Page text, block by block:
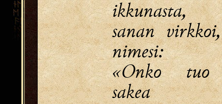
ikkunasta,
sanan
nimesi:
«Onko tuo
sakea